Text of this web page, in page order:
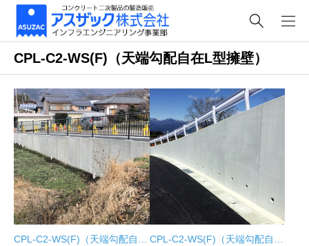
CPL-C2-WS(F)（天端勾配自在L型擁壁）
CPL-C2-WS(F)（天端勾配自在
CPL-C2-WS(F)（天端勾配自在